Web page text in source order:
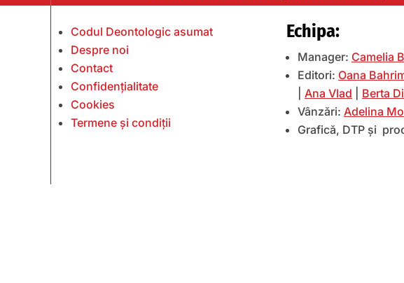
Codul Deontologic asumat
Despre noi
Contact
Confidențialitate
Cookies
Termene și condiții
Echipa:
Manager: Camelia
Editori: Oana
Ana Vlad
Berta
Vânzări: Adelina
Grafică, DTP și